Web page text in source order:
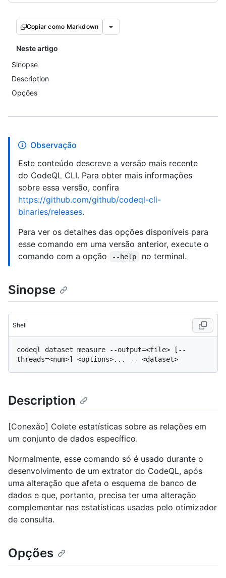
Copiar como Markdown
Neste artigo
Sinopse
Description
Opções
Observação
Este conteúdo descreve a versão mais recente
do CodeQL CLI. Para obter mais informações
sobre essa versão, confira
https://github.com/github/codeql-cli-
binaries/releases.
Para ver os detalhes das opções disponíveis para
esse comando em uma versão anterior, execute o
comando com a opção
--help no terminal.
Sinopse
Shell
codeql dataset measure --output=<file> [--
Description
[Conexão] Colete estatísticas sobre as relações em
um conjunto de dados específico.
Normalmente, esse comando só é usado durante o
desenvolvimento de um extrator do CodeQL, após
uma alteração que afeta o esquema de banco de
dados e que, portanto, precisa ter uma alteração
complementar nas estatísticas usadas pelo otimizador
de consulta.
Opções